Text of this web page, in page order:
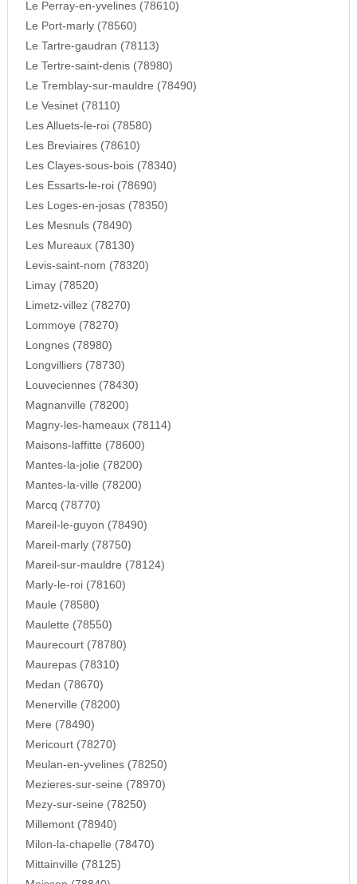
Le Perray-en-yvelines (78610)
Le Port-marly (78560)
Le Tartre-gaudran (78113)
Le Tertre-saint-denis (78980)
Le Tremblay-sur-mauldre (78490)
Le Vesinet (78110)
Les Alluets-le-roi (78580)
Les Breviaires (78610)
Les Clayes-sous-bois (78340)
Les Essarts-le-roi (78690)
Les Loges-en-josas (78350)
Les Mesnuls (78490)
Les Mureaux (78130)
Levis-saint-nom (78320)
Limay (78520)
Limetz-villez (78270)
Lommoye (78270)
Longnes (78980)
Longvilliers (78730)
Louveciennes (78430)
Magnanville (78200)
Magny-les-hameaux (78114)
Maisons-laffitte (78600)
Mantes-la-jolie (78200)
Mantes-la-ville (78200)
Marcq (78770)
Mareil-le-guyon (78490)
Mareil-marly (78750)
Mareil-sur-mauldre (78124)
Marly-le-roi (78160)
Maule (78580)
Maulette (78550)
Maurecourt (78780)
Maurepas (78310)
Medan (78670)
Menerville (78200)
Mere (78490)
Mericourt (78270)
Meulan-en-yvelines (78250)
Mezieres-sur-seine (78970)
Mezy-sur-seine (78250)
Millemont (78940)
Milon-la-chapelle (78470)
Mittainville (78125)